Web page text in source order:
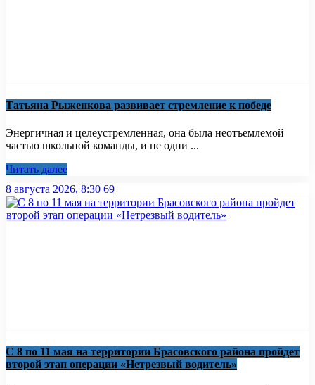
Татьяна Рыженкова развивает стремление к победе
Энергичная и целеустремленная, она была неотъемлемой
частью школьной команды, и не одни ...
Читать далее
8 августа 2026, 8:30 69
С 8 по 11 мая на территории Брасовского района пройдет
второй этап операции «Нетрезвый водитель»